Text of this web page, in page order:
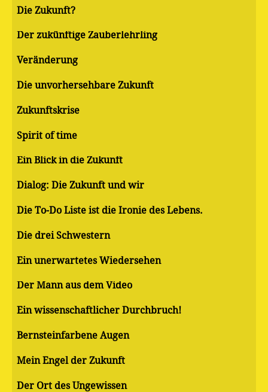
Die Zukunft?
Der zukünftige Zauberlehrling
Veränderung
Die unvorhersehbare Zukunft
Zukunftskrise
Spirit of time
Ein Blick in die Zukunft
Dialog: Die Zukunft und wir
Die To-Do Liste ist die Ironie des Lebens.
Die drei Schwestern
Ein unerwartetes Wiedersehen
Der Mann aus dem Video
Ein wissenschaftlicher Durchbruch!
Bernsteinfarbene Augen
Mein Engel der Zukunft
Der Ort des Ungewissen